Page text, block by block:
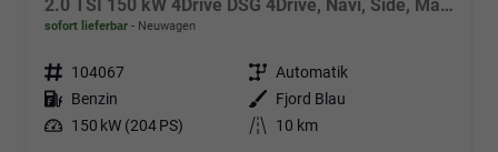
2.0 TSI 150 kW 4Drive DSG 4Drive, Navi, Side, Matrix, el. Klappe, 18-Zoll, 5 J.-Garantie
sofort lieferbar Neuwagen
Fahrzeugnr. 104067 Getriebe Automatik
Kraftstoff Benzin Außenfarbe
Fjord Blau
Leistung 150 kW (204 PS) Kilometerstand 10 km